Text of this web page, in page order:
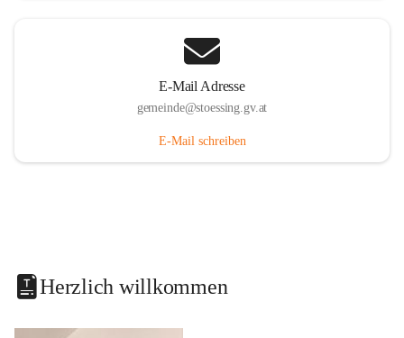
E-Mail Adresse
gemeinde@stoessing.gv.at
E-Mail schreiben
Herzlich willkommen